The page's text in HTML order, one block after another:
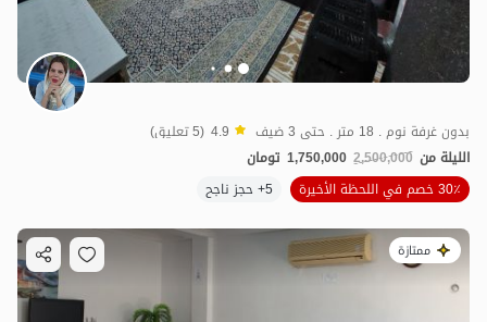
بدون غرفة نوم . 18 متر . حتى 3 ضيف 4.9 (5 تعليق)
الليلة من 2,500,000
1,750,000 تومان
30٪ خصم في اللحظة الأخيرة
5+ حجز ناجح
ممتازة